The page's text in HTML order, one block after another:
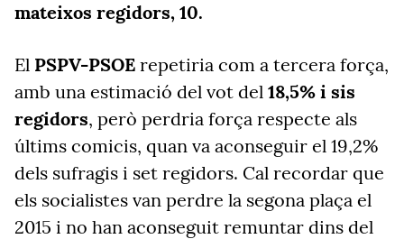
mateixos regidors, 10.
El PSPV-PSOE repetiria com a tercera força,
amb una estimació del vot del 18,5% i sis
regidors, però perdria força respecte als
últims comicis, quan va aconseguir el 19,2%
dels sufragis i set regidors. Cal recordar que
els socialistes van perdre la segona plaça el
2015 i no han aconseguit remuntar dins del